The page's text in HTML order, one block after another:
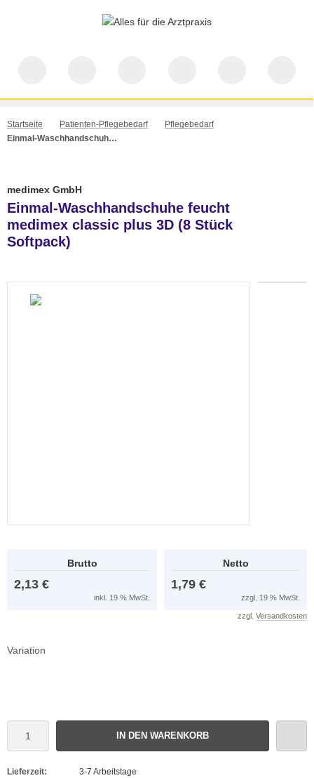
Startseite Patienten-Pflegebedarf
Pflegebedarf
Einmal-Waschhandschuhe feucht medimex classic plus 3D (8 Stück Softpack)
medimex GmbH
Einmal-Waschhandschuhe feucht
medimex classic plus 3D (8 Stück
Softpack)
Brutto
2,13 €
inkl. 19 % MwSt.
Netto
1,79 €
zzgl. 19 % MwSt.
zzgl. Versandkosten
Variation
IN DEN WARENKORB
Lieferzeit:
3-7 Arbeitstage